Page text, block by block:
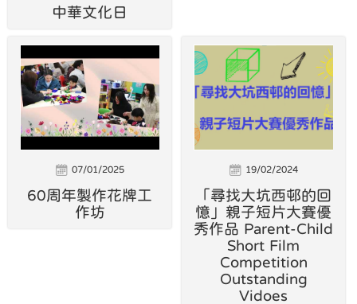
中華文化日
07/01/2025
60周年製作花牌工
作坊
19/02/2024
「尋找大坑西邨的回
憶」親子短片大賽優
秀作品 Parent-Child
Short Film
Competition
Outstanding
Vidoes